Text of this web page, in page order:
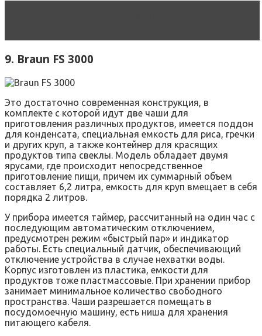
9. Braun FS 3000
Это достаточно современная конструкция, в
комплекте с которой идут две чаши для
приготовления различных продуктов, имеется поддон
для конденсата, специальная емкость для риса, гречки
и других круп, а также контейнер для красящих
продуктов типа свеклы. Модель обладает двумя
ярусами, где происходит непосредственное
приготовление пищи, причем их суммарный объем
составляет 6,2 литра, емкость для круп вмещает в себя
порядка 2 литров.
У прибора имеется таймер, рассчитанный на один час с
последующим автоматическим отключением,
предусмотрен режим «быстрый пар» и индикатор
работы. Есть специальный датчик, обеспечивающий
отключение устройства в случае нехватки воды.
Корпус изготовлен из пластика, емкости для
продуктов тоже пластмассовые. При хранении прибор
занимает минимальное количество свободного
пространства. Чаши разрешается помещать в
посудомоечную машину, есть ниша для хранения
питающего кабеля.